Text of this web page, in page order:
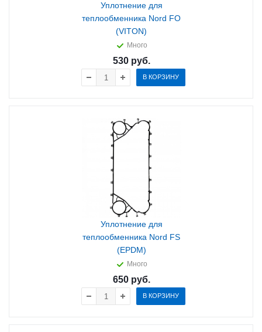
Уплотнение для
теплообменника Nord FO
(VITON)
Много
530руб.
В КОРЗИНУ
Уплотнение для
теплообменника Nord FS
(EPDM)
Много
650руб.
В КОРЗИНУ